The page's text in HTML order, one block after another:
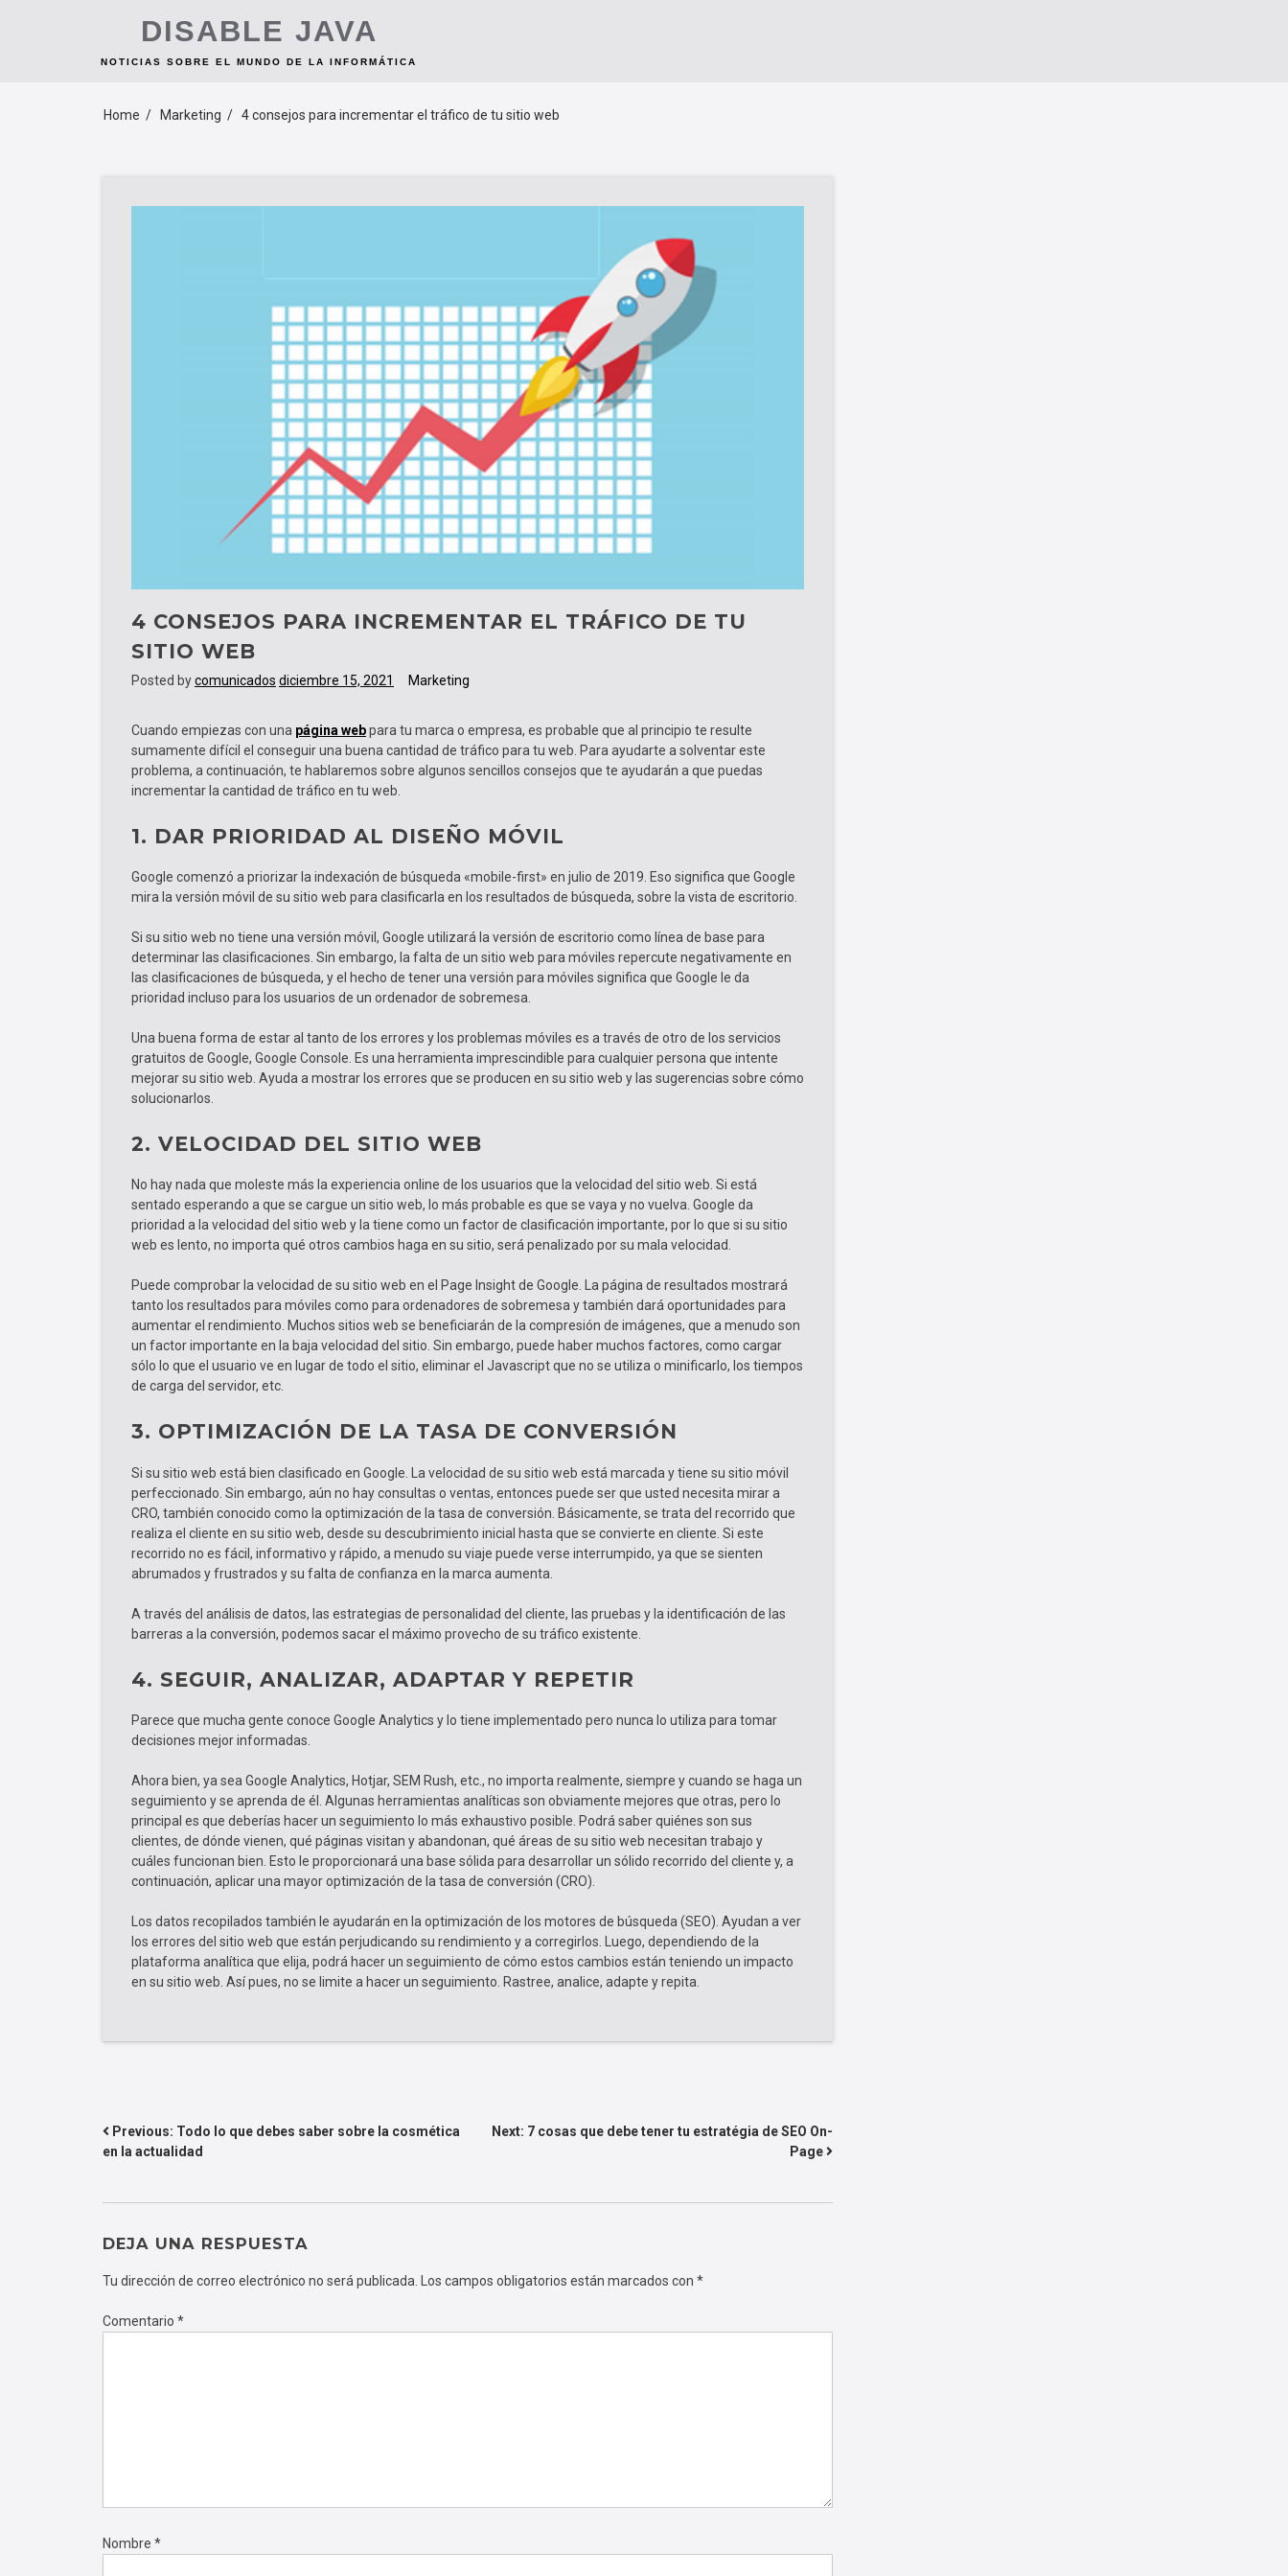
DISABLE JAVA
NOTICIAS SOBRE EL MUNDO DE LA INFORMÁTICA
Home Marketing 4 consejos para incrementar el tráfico de tu sitio web
4 CONSEJOS PARA INCREMENTAR EL TRÁFICO DE TU
SITIO WEB
Posted bycomunicados diciembre 15, 2021 Marketing
Cuando empiezas con una página webpara tu marca o empresa, es probable que al principio te resulte
sumamente difícil el conseguir una buena cantidad de tráfico para tu web. Para ayudarte a solventar este
problema, a continuación, te hablaremos sobre algunos sencillos consejos que te ayudarán a que puedas
incrementar la cantidad de tráfico en tu web.
1. DAR PRIORIDAD AL DISEÑO MÓVIL
Google comenzó a priorizar la indexación de búsqueda «mobile-first» en julio de 2019. Eso significa que Google
mira la versión móvil de su sitio web para clasificarla en los resultados de búsqueda, sobre la vista de escritorio.
Si su sitio web no tiene una versión móvil, Google utilizará la versión de escritorio como línea de base para
determinar las clasificaciones. Sin embargo, la falta de un sitio web para móviles repercute negativamente en
las clasificaciones de búsqueda, y el hecho de tener una versión para móviles significa que Google le da
prioridad incluso para los usuarios de un ordenador de sobremesa.
Una buena forma de estar al tanto de los errores y los problemas móviles es a través de otro de los servicios
gratuitos de Google, Google Console. Es una herramienta imprescindible para cualquier persona que intente
mejorar su sitio web. Ayuda a mostrar los errores que se producen en su sitio web y las sugerencias sobre cómo
solucionarlos.
2. VELOCIDAD DEL SITIO WEB
No hay nada que moleste más la experiencia online de los usuarios que la velocidad del sitio web. Si está
sentado esperando a que se cargue un sitio web, lo más probable es que se vaya y no vuelva. Google da
prioridad a la velocidad del sitio web y la tiene como un factor de clasificación importante, por lo que si su sitio
web es lento, no importa qué otros cambios haga en su sitio, será penalizado por su mala velocidad.
Puede comprobar la velocidad de su sitio web en el Page Insight de Google. La página de resultados mostrará
tanto los resultados para móviles como para ordenadores de sobremesa y también dará oportunidades para
aumentar el rendimiento. Muchos sitios web se beneficiarán de la compresión de imágenes, que a menudo son
un factor importante en la baja velocidad del sitio. Sin embargo, puede haber muchos factores, como cargar
sólo lo que el usuario ve en lugar de todo el sitio, eliminar el Javascript que no se utiliza o minificarlo, los tiempos
de carga del servidor, etc.
3. OPTIMIZACIÓN DE LA TASA DE CONVERSIÓN
Si su sitio web está bien clasificado en Google. La velocidad de su sitio web está marcada y tiene su sitio móvil
perfeccionado. Sin embargo, aún no hay consultas o ventas, entonces puede ser que usted necesita mirar a
CRO, también conocido como la optimización de la tasa de conversión. Básicamente, se trata del recorrido que
realiza el cliente en su sitio web, desde su descubrimiento inicial hasta que se convierte en cliente. Si este
recorrido no es fácil, informativo y rápido, a menudo su viaje puede verse interrumpido, ya que se sienten
abrumados y frustrados y su falta de confianza en la marca aumenta.
A través del análisis de datos, las estrategias de personalidad del cliente, las pruebas y la identificación de las
barreras a la conversión, podemos sacar el máximo provecho de su tráfico existente.
4. SEGUIR, ANALIZAR, ADAPTAR Y REPETIR
Parece que mucha gente conoce Google Analytics y lo tiene implementado pero nunca lo utiliza para tomar
decisiones mejor informadas.
Ahora bien, ya sea Google Analytics, Hotjar, SEM Rush, etc., no importa realmente, siempre y cuando se haga un
seguimiento y se aprenda de él. Algunas herramientas analíticas son obviamente mejores que otras, pero lo
principal es que deberías hacer un seguimiento lo más exhaustivo posible. Podrá saber quiénes son sus
clientes, de dónde vienen, qué páginas visitan y abandonan, qué áreas de su sitio web necesitan trabajo y
cuáles funcionan bien. Esto le proporcionará una base sólida para desarrollar un sólido recorrido del cliente y, a
continuación, aplicar una mayor optimización de la tasa de conversión (CRO).
Los datos recopilados también le ayudarán en la optimización de los motores de búsqueda (SEO). Ayudan a ver
los errores del sitio web que están perjudicando su rendimiento y a corregirlos. Luego, dependiendo de la
plataforma analítica que elija, podrá hacer un seguimiento de cómo estos cambios están teniendo un impacto
en su sitio web. Así pues, no se limite a hacer un seguimiento. Rastree, analice, adapte y repita.
NAVEGACIÓN
Previous: Todo lo que debes saber sobre la cosmética
en la actualidad
Next: 7 cosas que debe tener tu estratégia de SEO On-
Page
DEJA UNA RESPUESTA
Tu dirección de correo electrónico no será publicada. Los campos obligatorios están marcados con *
Comentario *
Nombre *